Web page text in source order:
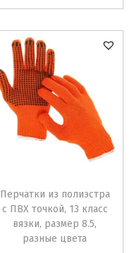
Перчатки из полиэстра
с ПВХ точкой, 13 класс
вязки, размер 8.5,
разные цвета